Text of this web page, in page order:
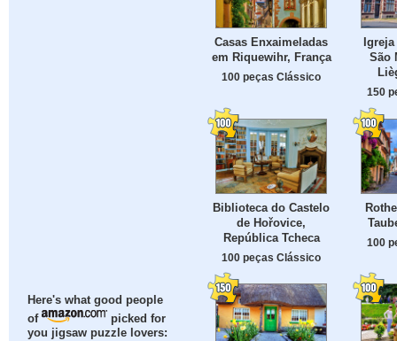
Here's what good people
of
picked for
you jigsaw puzzle lovers:
Casas Enxaimeladas
em Riquewihr, França
100 peças Clássico
Igreja
São
150
Biblioteca do Castelo
de Hořovice,
República Tcheca
100 peças Clássico
100